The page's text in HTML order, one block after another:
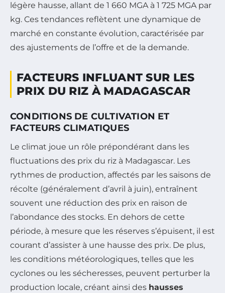
légère hausse, allant de 1 660 MGA à 1 725 MGA par
kg. Ces tendances reflètent une dynamique de
marché en constante évolution, caractérisée par
des ajustements de l’offre et de la demande.
FACTEURS INFLUANT SUR LES
PRIX DU RIZ À MADAGASCAR
CONDITIONS DE CULTIVATION ET
FACTEURS CLIMATIQUES
Le climat joue un rôle prépondérant dans les
fluctuations des prix du riz à Madagascar. Les
rythmes de production, affectés par les saisons de
récolte (généralement d’avril à juin), entraînent
souvent une réduction des prix en raison de
l’abondance des stocks. En dehors de cette
période, à mesure que les réserves s’épuisent, il est
courant d’assister à une hausse des prix. De plus,
les conditions météorologiques, telles que les
cyclones ou les sécheresses, peuvent perturber la
production locale, créant ainsi des hausses